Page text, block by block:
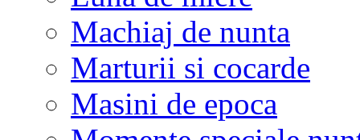
Machiaj de nunta
Marturii si cocarde
Masini de epoca